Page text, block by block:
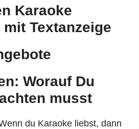
Karaoke
Textanzeige
Worauf Du
musst
du Karaoke liebst, dann